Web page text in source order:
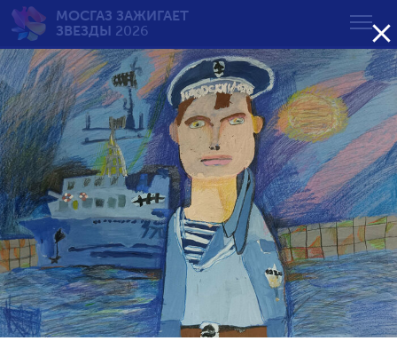
МОСГАЗ ЗАЖИГАЕТ
ЗВЕЗДЫ 2026 
Вечный огонь — вечная
память
от 7 до 10 лет
Возрастная группа:
от 7 до 10 лет
от 11 до 14 лет
от 15 до 18 лет